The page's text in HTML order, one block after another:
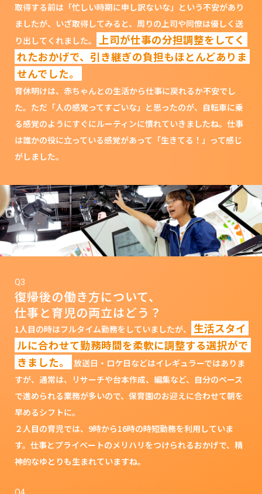
取得する前は「忙しい時期に申し訳ないな」という不安があり
ましたが、いざ取得してみると、周りの上司や同僚は優しく送
り出してくれました。
上司が仕事の分担調整をしてく
れたおかげで、引き継ぎの負担もほとんどありま
せんでした。
育休明けは、赤ちゃんとの生活から仕事に戻れるか不安でし
た。ただ「人の感覚ってすごいな」と思ったのが、自転車に乗
る感覚のようにすぐにルーティンに慣れていきましたね。仕事
は誰かの役に立っている感覚があって「生きてる！」って感じ
がしました。
Q3
復帰後の働き方について、
仕事と育児の両立はどう？
1人目の時はフルタイム勤務をしていましたが、
生活スタイ
ルに合わせて勤務時間を柔軟に調整する選択がで
きました。
放送日・ロケ日などはイレギュラーではありま
すが、通常は、リサーチや台本作成、編集など、自分のペース
で進められる業務が多いので、保育園のお迎えに合わせて朝を
早めるシフトに。
２人目の育児では、9時から16時の時短勤務を利用していま
す。仕事とプライベートのメリハリをつけられるおかげで、精
神的なゆとりも生まれていますね。